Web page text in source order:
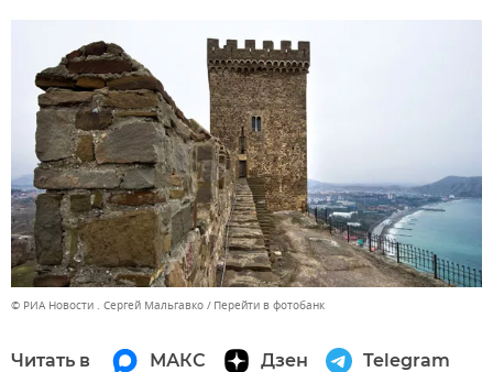
© РИА Новости . Сергей Мальгавко Перейти в фотобанк
Читать в МАКС Дзен Telegram